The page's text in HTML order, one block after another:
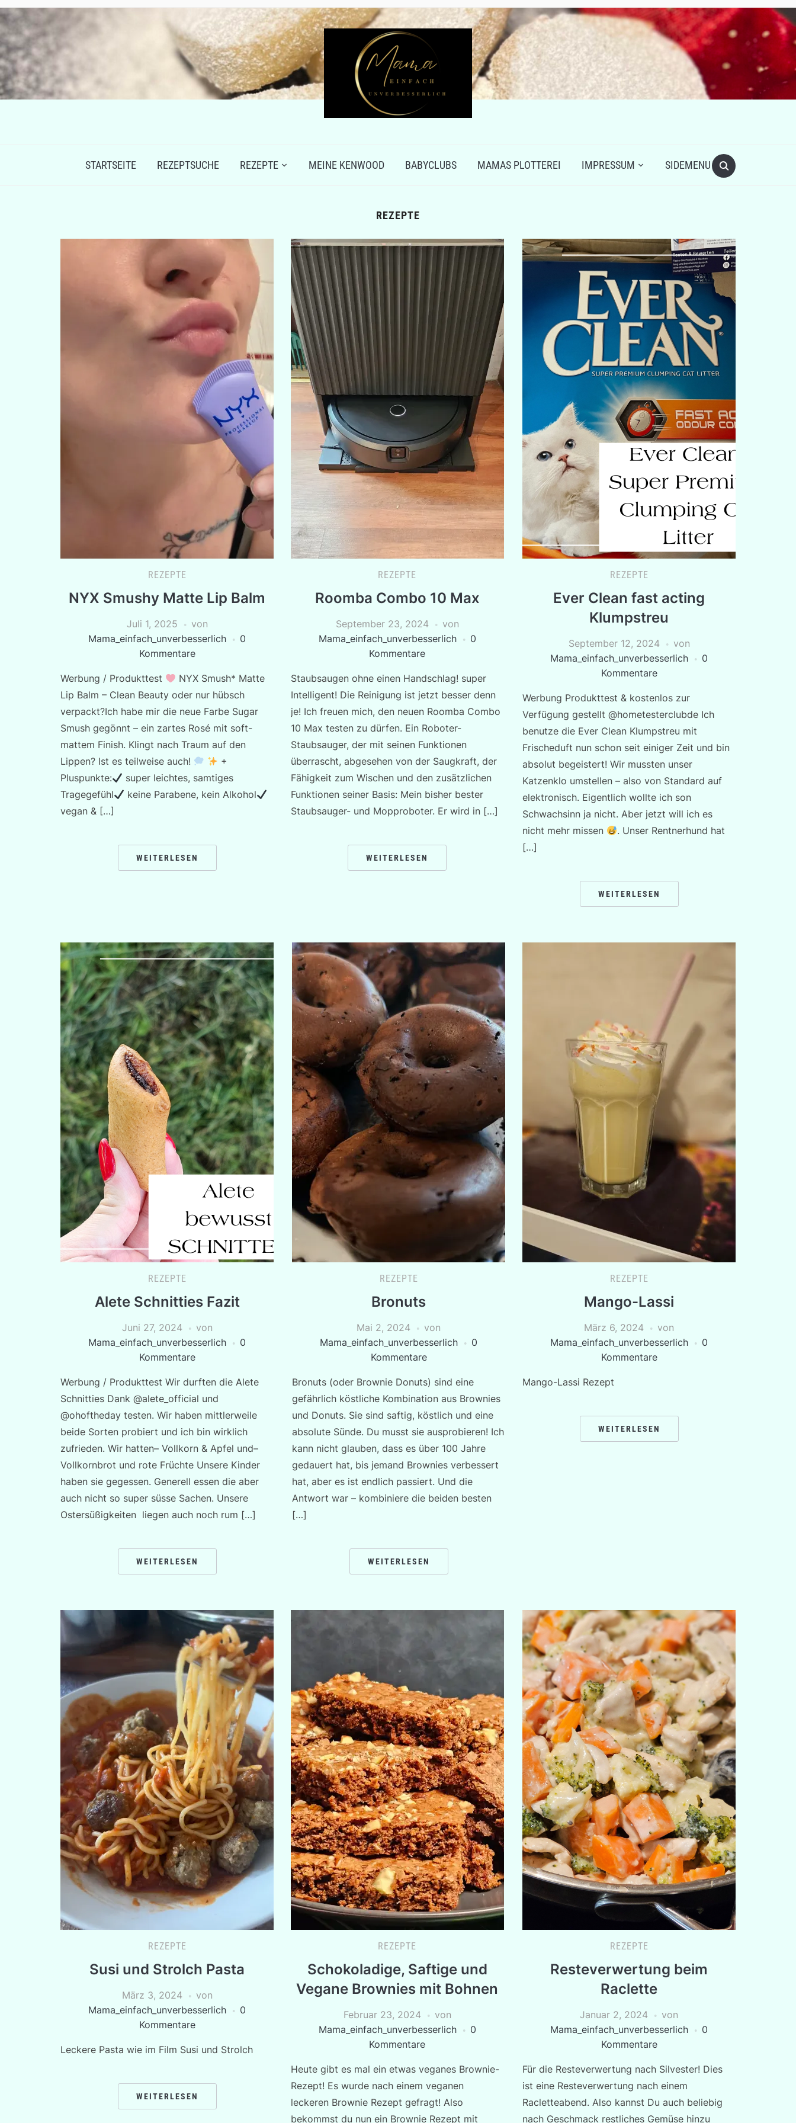
STARTSEITE REZEPTSUCHE REZEPTE MEINE KENWOOD BABYCLUBS MAMAS PLOTTEREI IMPRESSUM SIDEMENU
REZEPTE
REZEPTE
NYX Smushy Matte Lip Balm
Juli 1, 2025
von
Mama_einfach_unverbesserlich
0
Kommentare
Werbung / Produkttest
NYX Smush* Matte
Lip Balm – Clean Beauty oder nur hübsch
verpackt?Ich habe mir die neue Farbe Sugar
Smush gegönnt – ein zartes Rosé mit soft-
mattem Finish. Klingt nach Traum auf den
Lippen? Ist es teilweise auch!
+
Pluspunkte:
super leichtes, samtiges
Tragegefühl
keine Parabene, kein Alkohol
vegan & […]
WEITERLESEN
REZEPTE
Roomba Combo 10 Max
September 23, 2024
von
Mama_einfach_unverbesserlich
0
Kommentare
Staubsaugen ohne einen Handschlag! super
Intelligent! Die Reinigung ist jetzt besser denn
je! Ich freuen mich, den neuen Roomba Combo
10 Max testen zu dürfen. Ein Roboter-
Staubsauger, der mit seinen Funktionen
überrascht, abgesehen von der Saugkraft, der
Fähigkeit zum Wischen und den zusätzlichen
Funktionen seiner Basis: Mein bisher bester
Staubsauger- und Mopproboter. Er wird in […]
WEITERLESEN
REZEPTE
Ever Clean fast acting
Klumpstreu
September 12, 2024
von
Mama_einfach_unverbesserlich
0
Kommentare
Werbung Produkttest & kostenlos zur
Verfügung gestellt @hometesterclubde Ich
benutze die Ever Clean Klumpstreu mit
Frischeduft nun schon seit einiger Zeit und bin
absolut begeistert! Wir mussten unser
Katzenklo umstellen – also von Standard auf
elektronisch. Eigentlich wollte ich son
Schwachsinn ja nicht. Aber jetzt will ich es
nicht mehr missen
. Unser Rentnerhund hat
[…]
WEITERLESEN
REZEPTE
Alete Schnitties Fazit
Juni 27, 2024
von
Mama_einfach_unverbesserlich
0
Kommentare
Werbung / Produkttest Wir durften die Alete
Schnitties Dank @alete_official und
@ohoftheday testen. Wir haben mittlerweile
beide Sorten probiert und ich bin wirklich
zufrieden. Wir hatten– Vollkorn & Apfel und–
Vollkornbrot und rote Früchte Unsere Kinder
haben sie gegessen. Generell essen die aber
auch nicht so super süsse Sachen. Unsere
Ostersüßigkeiten liegen auch noch rum […]
WEITERLESEN
REZEPTE
Bronuts
Mai 2, 2024
von
Mama_einfach_unverbesserlich
0
Kommentare
Bronuts (oder Brownie Donuts) sind eine
gefährlich köstliche Kombination aus Brownies
und Donuts. Sie sind saftig, köstlich und eine
absolute Sünde. Du musst sie ausprobieren! Ich
kann nicht glauben, dass es über 100 Jahre
gedauert hat, bis jemand Brownies verbessert
hat, aber es ist endlich passiert. Und die
Antwort war – kombiniere die beiden besten
[…]
WEITERLESEN
REZEPTE
Mango-Lassi
März 6, 2024
von
Mama_einfach_unverbesserlich
0
Kommentare
Mango-Lassi Rezept
WEITERLESEN
REZEPTE
Susi und Strolch Pasta
März 3, 2024
von
Mama_einfach_unverbesserlich
0
Kommentare
Leckere Pasta wie im Film Susi und Strolch
WEITERLESEN
REZEPTE
Schokoladige, Saftige und
Vegane Brownies mit Bohnen
Februar 23, 2024
von
Mama_einfach_unverbesserlich
0
Kommentare
Heute gibt es mal ein etwas veganes Brownie-
Rezept! Es wurde nach einem veganen
leckeren Brownie Rezept gefragt! Also
bekommst du nun ein Brownie Rezept mit
REZEPTE
Resteverwertung beim
Raclette
Januar 2, 2024
von
Mama_einfach_unverbesserlich
0
Kommentare
Für die Resteverwertung nach Silvester! Dies
ist eine Resteverwertung nach einem
Racletteabend. Also kannst Du auch beliebig
nach Geschmack restliches Gemüse hinzu